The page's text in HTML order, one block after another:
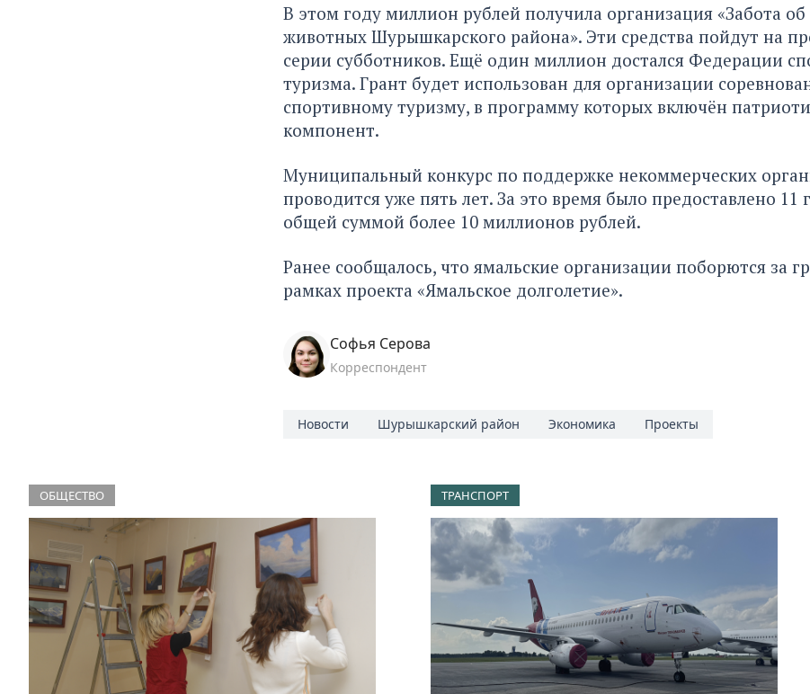
В этом году миллион рублей получила организация «Забота
животных Шурышкарского района». Эти средства пойдут на
серии субботников. Ещё один миллион достался Федерации
туризма. Грант будет использован для организации
спортивному туризму, в программу которых включён
компонент.
Муниципальный конкурс по поддержке некоммерческих
проводится уже пять лет. За это время было предоставлено 11
общей суммой более 10 миллионов рублей.
Ранее сообщалось, что ямальские организации поборются за
рамках проекта «Ямальское долголетие».
Софья Серова
Корреспондент
Новости Шурышкарский район Экономика Проекты
ОБЩЕСТВО ТРАНСПОРТ